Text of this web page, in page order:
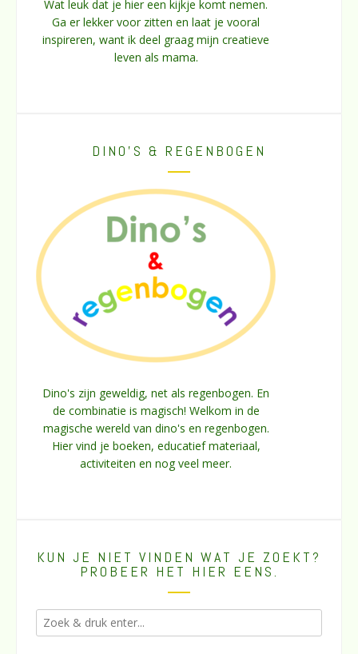
Wat leuk dat je hier een kijkje komt nemen.
Ga er lekker voor zitten en laat je vooral
inspireren, want ik deel graag mijn creatieve
leven als mama.
DINO’S & REGENBOGEN
Dino's zijn geweldig, net als regenbogen. En
de combinatie is magisch! Welkom in de
magische wereld van dino's en regenbogen.
Hier vind je boeken, educatief materiaal,
activiteiten en nog veel meer.
KUN JE NIET VINDEN WAT JE ZOEKT?
PROBEER HET HIER EENS.